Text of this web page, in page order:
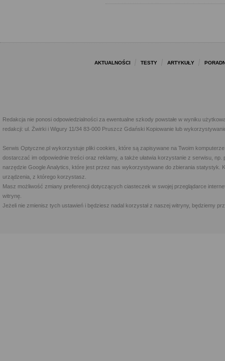
AKTUALNOŚCI TESTY ARTYKUŁY
Redakcja nie ponosi odpowiedzialności za ewentualne szkody powstałe w wyniku
redakcji: ul. Żwirki i Wigury 11/34 83-000 Pruszcz Gdański Kopiowanie lub
Serwis Optyczne.pl wykorzystuje pliki cookies, które są zapisywane na Twoim
dostarczać im odpowiednie treści oraz reklamy, a także ułatwia korzystanie z serwisu,
narzędzie Google Analytics, które jest przez nas wykorzystywane do zbierania statystyk.
urządzenia, z którego korzystasz.
Masz możliwość zmiany preferencji dotyczących ciasteczek w swojej przeglądarce
witrynę.
Jeżeli nie zmienisz tych ustawień i będziesz nadal korzystał z naszej witryny, będziemy